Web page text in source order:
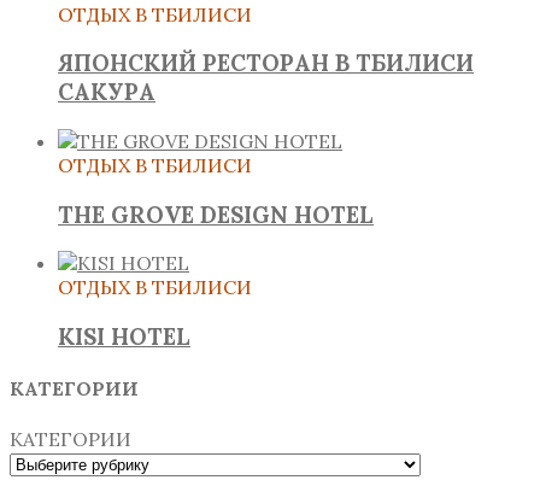
ОТДЫХ В ТБИЛИСИ
ЯПОНСКИЙ РЕСТОРАН В ТБИЛИСИ
САКУРА
ОТДЫХ В ТБИЛИСИ
THE GROVE DESIGN HOTEL
ОТДЫХ В ТБИЛИСИ
KISI HOTEL
КАТЕГОРИИ
КАТЕГОРИИ